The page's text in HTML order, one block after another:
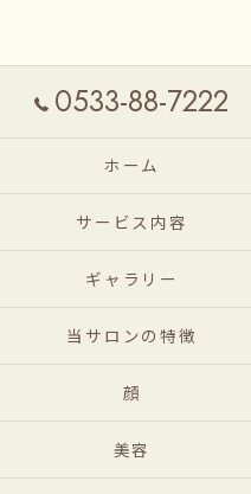
0533-88-7222
ホーム
サービス内容
ギャラリー
当サロンの特徴
顔
美容